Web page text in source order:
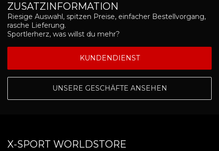
ZUSATZINFORMATION
Riesige Auswahl, spitzen Preise, einfacher Bestellvorgang,
rasche Lieferung.
Sportlerherz, was willst du mehr?
KUNDENDIENST
UNSERE GESCHÄFTE ANSEHEN
X-SPORT WORLDSTORE